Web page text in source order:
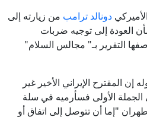
دونالد ترامب من زيارته إلى
العودة إلى توجيه ضربات
التقرير بـ" مجالس السلام"
المقترح الإيراني الأخير غير
الجملة الأولى فسأرميه في سلة
"إما أن تتوصل إلى اتفاق أو